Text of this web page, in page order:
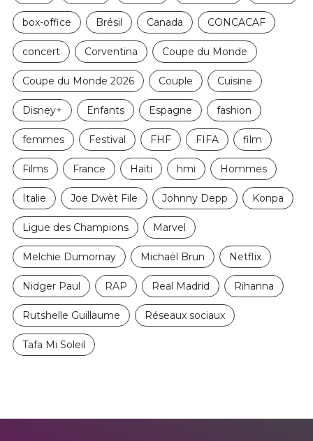
box-office Brésil Canada CONCACAF
concert Corventina Coupe du Monde
Coupe du Monde 2026 Couple Cuisine
Disney+ Enfants Espagne fashion
femmes Festival FHF FIFA film
Films France Haïti hmi Hommes
Italie Joe Dwèt File Johnny Depp Konpa
Ligue des Champions Marvel
Melchie Dumornay Michaël Brun Netflix
Nidger Paul RAP Real Madrid Rihanna
Rutshelle Guillaume Réseaux sociaux
Tafa Mi Soleil